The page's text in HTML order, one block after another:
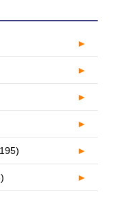
►
►
►
►
►
►